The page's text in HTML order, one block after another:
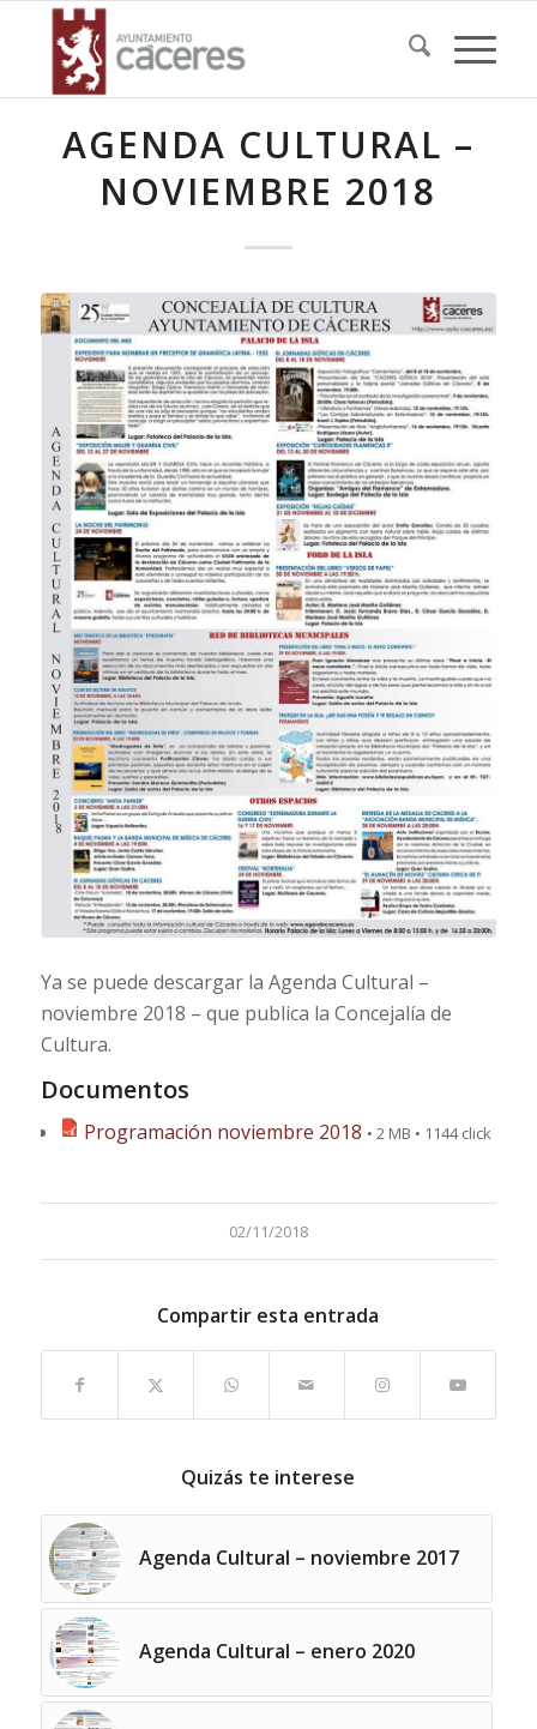
AGENDA CULTURAL –
NOVIEMBRE 2018
Ya se puede descargar la Agenda Cultural –
noviembre 2018 – que publica la Concejalía de
Cultura.
Documentos
Programación noviembre 2018 • 2 MB • 1144 click
02/11/2018
Compartir esta entrada
Quizás te interese
Agenda Cultural – noviembre 2017
Agenda Cultural – enero 2020